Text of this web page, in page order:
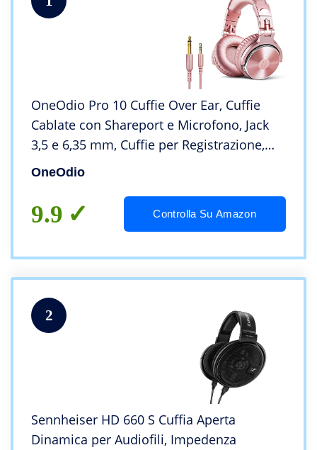
OneOdio Pro 10 Cuffie Over Ear, Cuffie
Cablate con Shareport e Microfono, Jack
3,5 e 6,35 mm, Cuffie per Registrazione,
Mixaggio, Monitoraggio in Studio, DJ,
OneOdio
9.9 Controlla Su Amazon
2
Sennheiser HD 660 S Cuffia Aperta
Dinamica per Audiofili, Impedenza